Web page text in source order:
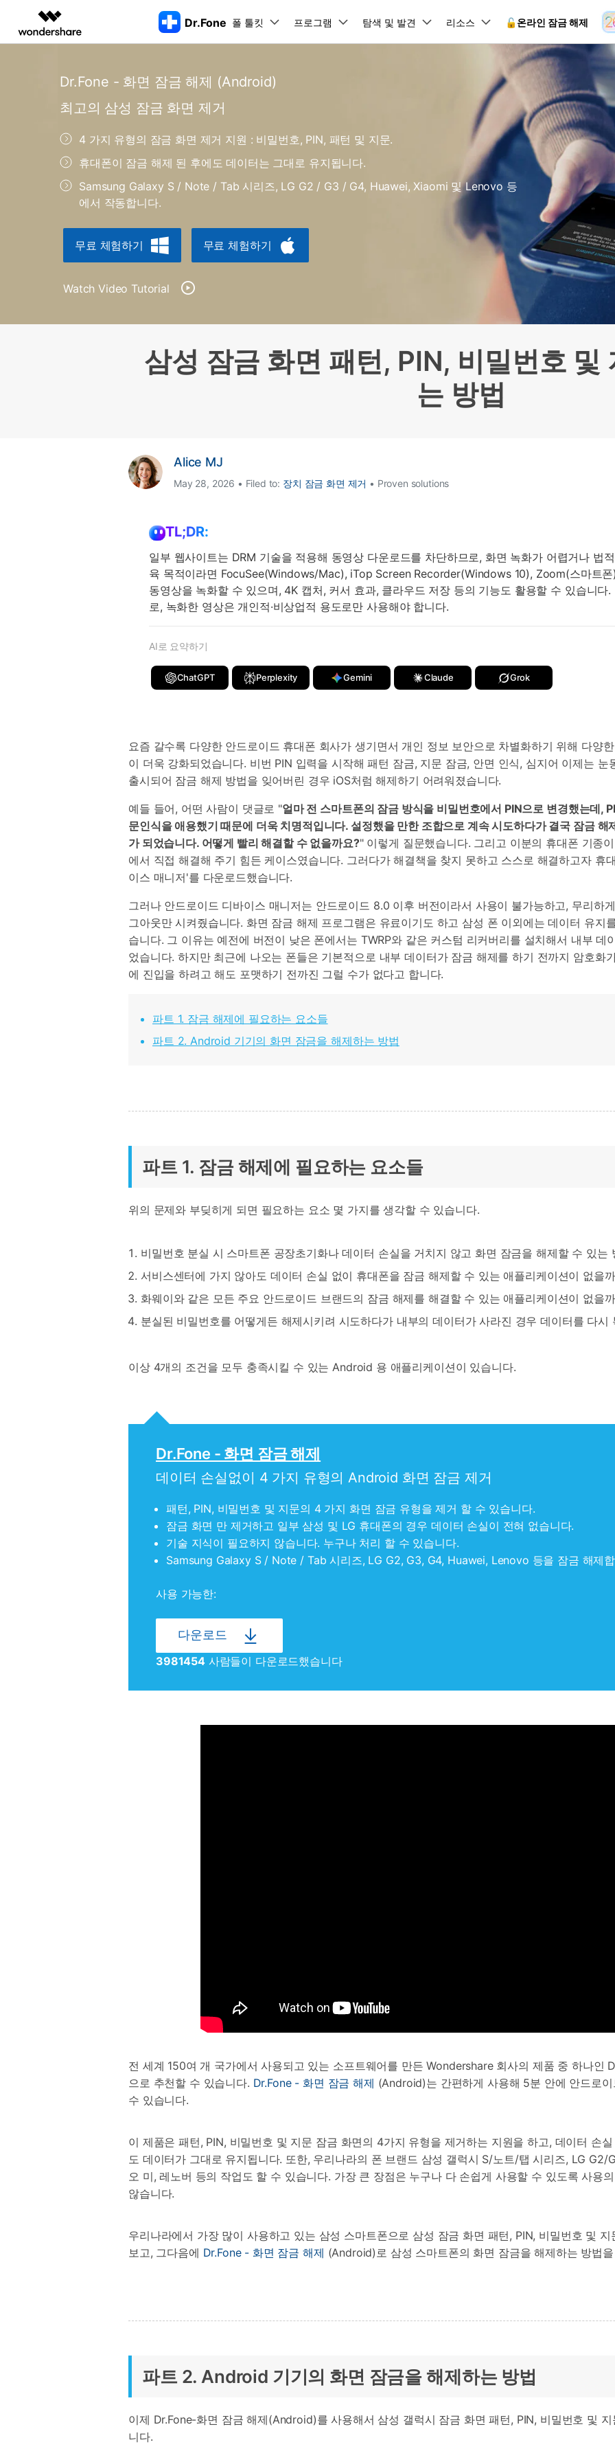
주요 제품
동영상 크리에이티비티
Filmora
UniConverter
올인원 미디어 툴박스
DemoCreator
강력한 화면 녹화
마인드맵 및 다이어그램 제품
EdrawMax
EdrawMind
마인드맵 프로그램
도큐먼트 클라우드
클라우드 기반 파일 관리
PDFelement Online
무료 온라인 PDF 도구
무료 올인원 온라인 PDF 도구
유틸리
유틸리
데이터
Repairit
손상된
Dr.Fone
모바일
자녀 보
모든 제품 알아보기
비즈니스
엔터프라이즈
교육
파트너
제휴
PDF 솔루션
EdrawMax
동영상 크리에이
Filmora
UniConverter
DemoCreator
회사 소개 뉴스룸 플랜 및 가격
Dr.Fone 폴 툴킷
Dr.Fone Basic
폴 툴킷 보기 >
특징
FRP 잠금 우회
데이터 복구
iOS 데이터 복구
비밀번호 관리
iOS 비밀번호 관리
데이터 지우기
iOS 데이터 지우기
프로그램
데스크탑
Dr.Fone Win버전
모든 핸드폰 문제를 해결하는 올인원
무료 체험하기
모든 핸드폰 문제를 해결하는 올인원
무료 체험하기
모바일
Dr.Fone Android용
삭제되었거나 손실된 Android 데이
온라인
Dr.Fone 온라인 잠금 해제
온라인 삼성 FRP 잠금 우회
Dr.Fone Air
온라인 화면 미러링 및 파일
온라인 HEIC 컨버터
HEIC를 무료로 JPG 온라인
탐색 및 발견
닥터폰 하이라이트 살펴보기
더 스마트한 모바일 솔루션을 위한 하나의 허브에서 엄선된 주제, 꼭 알아야 할 기능, 기간 한정 혜택 등을 제공합니다.
아이폰 잠금 해제용
아이폰 화면 잠금 해제
Apple ID 제거
화면 시간 암호 우회
바이패스 활성화 잠금
아이폰 캐리어 잠금 해제
iOS 수정용
iOS 18/26 문제 수정
아이폰 메모 잠금 활용
아이폰 비밀번호 초기화
Android 수정용
삼성 화면 잠금 해제
FRP 잠금 우회
Android 루팅 도구
Android 네트워크 잠금 해
Android 검은 화면 수정
Mac 용 삼성 파일 전송
WhatsApp 백업 및 복원
구글 드라이브 WhatsApp 복원
비즈니스 및 캠페인
B-end WhatsApp 솔루션
구형 휴대폰 판매 가이드
아이폰 포켓몬고 GPS 조작
온라인 무료 체험하기
리소스
다운로드 센터
공식 설치 파일 및 최신 버전 업데이
트를 제공합니다.
사용자 가이드 & FAQ
Dr.Fone의 모든 기능을 단계별로 안내합니다.
동영상 가이드
간단한 영상으로 Dr.Fone 사용법을 확인하세요.
시스템 요구 사항 및 지원 기기 정보를 확인하세요.
무료 기능과 초기 설정 방법을 확인해 보세요.
🔓️온라인 잠금 해제
Dr.Fone - 화면 잠금 해제 (Android)
최고의 삼성 잠금 화면 제거
4 가지 유형의 잠금 화면 제거 지원 : 비밀번호, PIN, 패턴 및 지문.
휴대폰이 잠금 해제 된 후에도 데이터는 그대로 유지됩니다.
Samsung Galaxy S / Note / Tab 시리즈, LG G2 / G3 / G4, Huawei, Xiaomi 및 Lenovo 등
에서 작동합니다.
무료 체험하기 무료 체험하기
Watch Video Tutorial
삼성 잠금 화면 패턴, PIN, 비밀번호 및
는 방법
Alice MJ
May 28, 2026 • Filed to: 장치 잠금 화면 제거 • Proven solutions
TL;DR:
일부 웹사이트는 DRM 기술을 적용해 동영상 다운로드를 차단하므로, 화면 녹화가 어렵거나 법
육 목적이라면 FocuSee(Windows/Mac), iTop Screen Recorder(Windows 10), Zoom(스마트
동영상을 녹화할 수 있으며, 4K 캡처, 커서 효과, 클라우드 저장 등의 기능도 활용할 수 있습니다
로, 녹화한 영상은 개인적·비상업적 용도로만 사용해야 합니다.
AI로 요약하기
ChatGPT Perplexity Gemini Claude Grok
요즘 갈수록 다양한 안드로이드 휴대폰 회사가 생기면서 개인 정보 보안으로 차별화하기 위해 다양
이 더욱 강화되었습니다. 비번 PIN 입력을 시작해 패턴 잠금, 지문 잠금, 안면 인식, 심지어 이제는
출시되어 잠금 해제 방법을 잊어버린 경우 iOS처럼 해제하기 어려워졌습니다.
예들 들어, 어떤 사람이 댓글로 "얼마 전 스마트폰의 잠금 방식을 비밀번호에서 PIN으로 변경했는데,
문인식을 애용했기 때문에 더욱 치명적입니다. 설정했을 만한 조합으로 계속 시도하다가 결국 잠금
가 되었습니다. 어떻게 빨리 해결할 수 없을까요?" 이렇게 질문했습니다. 그리고 이분의 휴대폰 기종
에서 직접 해결해 주기 힘든 케이스였습니다. 그러다가 해결책을 찾지 못하고 스스로 해결하고자 휴
이스 매니저'를 다운로드했습니다.
그러나 안드로이드 디바이스 매니저는 안드로이드 8.0 이후 버전이라서 사용이 불가능하고, 무리하
그아웃만 시켜줬습니다. 화면 잠금 해제 프로그램은 유료이기도 하고 삼성 폰 이외에는 데이터 유지
습니다. 그 이유는 예전에 버전이 낮은 폰에서는 TWRP와 같은 커스텀 리커버리를 설치해서 내부 데
었습니다. 하지만 최근에 나오는 폰들은 기본적으로 내부 데이터가 잠금 해제를 하기 전까지 암호화
에 진입을 하려고 해도 포맷하기 전까진 그럴 수가 없다고 합니다.
파트 1. 잠금 해제에 필요하는 요소들
파트 2. Android 기기의 화면 잠금을 해제하는 방법
파트 1. 잠금 해제에 필요하는 요소들
위의 문제와 부딪히게 되면 필요하는 요소 몇 가지를 생각할 수 있습니다.
비밀번호 분실 시 스마트폰 공장초기화나 데이터 손실을 거치지 않고 화면 잠금을 해제할 수 있는
서비스센터에 가지 않아도 데이터 손실 없이 휴대폰을 잠금 해제할 수 있는 애플리케이션이 없을
화웨이와 같은 모든 주요 안드로이드 브랜드의 잠금 해제를 해결할 수 있는 애플리케이션이 없을
분실된 비밀번호를 어떻게든 해제시키려 시도하다가 내부의 데이터가 사라진 경우 데이터를 다시
이상 4개의 조건을 모두 충족시킬 수 있는 Android 용 애플리케이션이 있습니다.
Dr.Fone - 화면 잠금 해제
데이터 손실없이 4 가지 유형의 Android 화면 잠금 제거
패턴, PIN, 비밀번호 및 지문의 4 가지 화면 잠금 유형을 제거 할 수 있습니다.
잠금 화면 만 제거하고 일부 삼성 및 LG 휴대폰의 경우 데이터 손실이 전혀 없습니다.
기술 지식이 필요하지 않습니다. 누구나 처리 할 수 있습니다.
Samsung Galaxy S / Note / Tab 시리즈, LG G2, G3, G4, Huawei, Lenovo 등을 잠금 해제
사용 가능한:
다운로드
3981454사람들이 다운로드했습니다
전 세계 150여 개 국가에서 사용되고 있는 소프트웨어를 만든 Wondershare 회사의 제품 중 하나인
으로 추천할 수 있습니다. Dr.Fone - 화면 잠금 해제 (Android)는 간편하게 사용해 5분 안에 안드로
수 있습니다.
이 제품은 패턴, PIN, 비밀번호 및 지문 잠금 화면의 4가지 유형을 제거하는 지원을 하고, 데이터 손
도 데이터가 그대로 유지됩니다. 또한, 우리나라의 폰 브랜드 삼성 갤럭시 S/노트/탭 시리즈, LG
오 미, 레노버 등의 작업도 할 수 있습니다. 가장 큰 장점은 누구나 다 손쉽게 사용할 수 있도록 사용
않습니다.
우리나라에서 가장 많이 사용하고 있는 삼성 스마트폰으로 삼성 잠금 화면 패턴, PIN, 비밀번호 및
보고, 그다음에 Dr.Fone - 화면 잠금 해제 (Android)로 삼성 스마트폰의 화면 잠금을 해제하는 방법
파트 2. Android 기기의 화면 잠금을 해제하는 방법
이제 Dr.Fone-화면 잠금 해제(Android)를 사용해서 삼성 갤럭시 잠금 화면 패턴, PIN, 비밀번호 및
니다.